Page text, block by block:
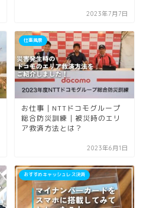
2023年7月7日
仕事風景
お仕事｜NTTドコモグループ
総合防災訓練｜被災時のエリ
ア救済方法とは？
2023年6月1日
おすすめキャッシュレス決済